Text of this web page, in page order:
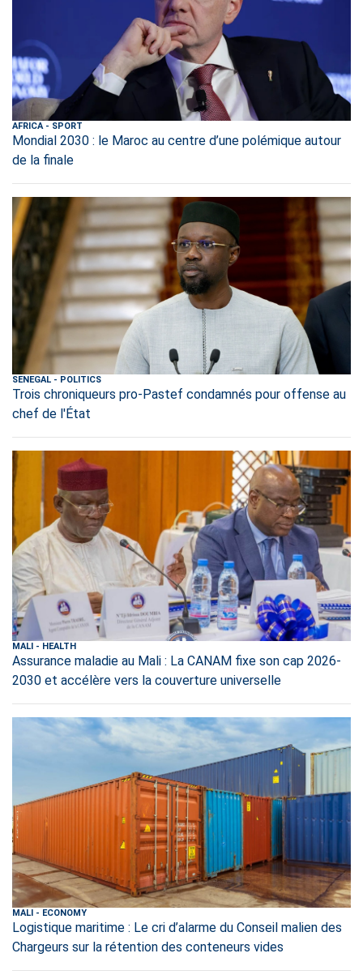
AFRICA- SPORT
Mondial 2030 : le Maroc au centre d’une polémique autour
de la finale
SENEGAL - POLITICS
Trois chroniqueurs pro-Pastef condamnés pour offense au
chef de l'État
MALI - HEALTH
Assurance maladie au Mali : La CANAM fixe son cap 2026-
2030 et accélère vers la couverture universelle
MALI - ECONOMY
Logistique maritime : Le cri d’alarme du Conseil malien des
Chargeurs sur la rétention des conteneurs vides